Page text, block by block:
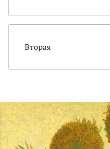
Вторая